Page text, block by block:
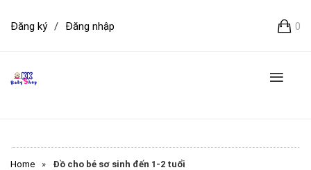
0
Đăng ký / Đăng nhập
Home » Đồ cho bé sơ sinh đến 1-2 tuổi